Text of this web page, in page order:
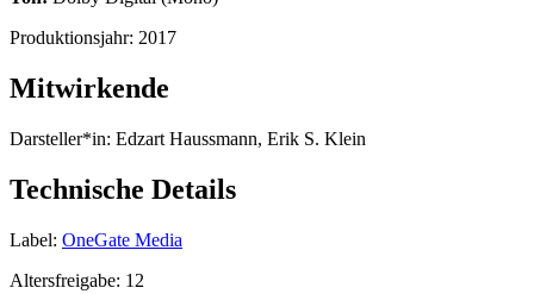
Produktionsjahr: 2017
Mitwirkende
Darsteller*in: Edzart Haussmann, Erik S. Klein
Technische Details
Label: OneGate Media
Altersfreigabe: 12